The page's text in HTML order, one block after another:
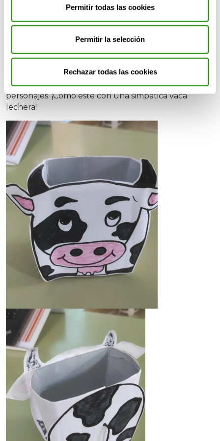
Permitir todas las cookies
Permitir la selección
Rechazar todas las cookies
Uno de los favoritos fue transformar briks en
originales botes para lápices con divertidos
personajes. ¡Cómo este con una simpática vaca
lechera!